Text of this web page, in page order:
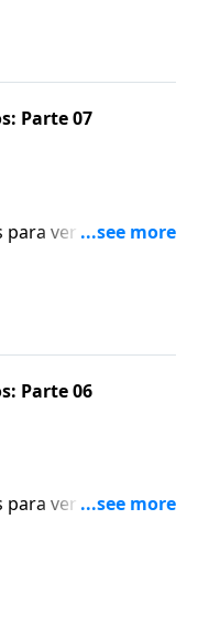
Parte 07
para ver una
del velo.
Parte 06
para ver una
del velo.